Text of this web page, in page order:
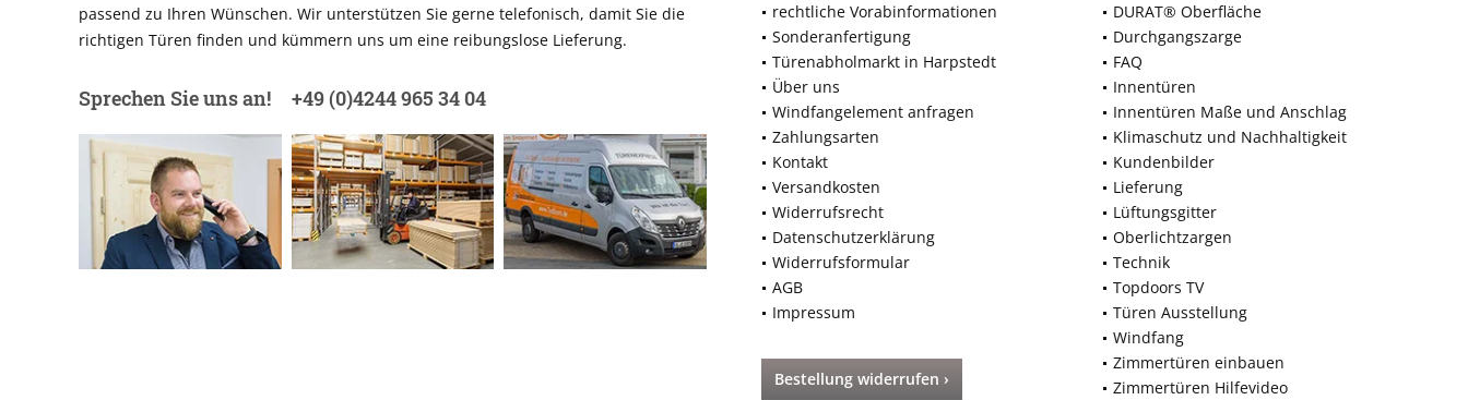
passend zu Ihren Wünschen. Wir unterstützen Sie gerne telefonisch, damit Sie die
richtigen Türen finden und kümmern uns um eine reibungslose Lieferung.
Sprechen Sie uns an! +49 (0)4244 965 34 04
rechtliche Vorabinformationen
Sonderanfertigung
Türenabholmarkt in Harpstedt
Über uns
Windfangelement anfragen
Zahlungsarten
Kontakt
Versandkosten
Widerrufsrecht
Datenschutzerklärung
Widerrufsformular
AGB
Impressum
Bestellung widerrufen ›
DURAT® Oberfläche
Durchgangszarge
FAQ
Innentüren
Innentüren Maße und Anschlag
Klimaschutz und Nachhaltigkeit
Kundenbilder
Lieferung
Lüftungsgitter
Oberlichtzargen
Technik
Topdoors TV
Türen Ausstellung
Windfang
Zimmertüren einbauen
Zimmertüren Hilfevideo